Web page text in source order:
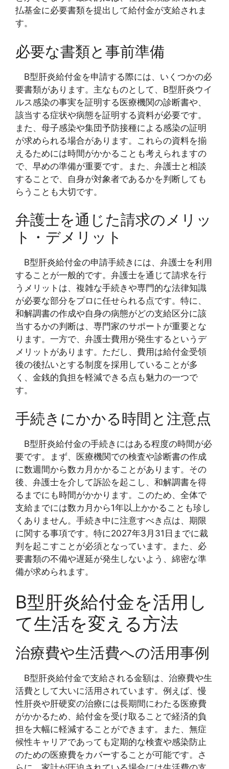
払基金に必要書類を提出して給付金が支給されま
す。
必要な書類と事前準備
B型肝炎給付金を申請する際には、いくつかの必
要書類があります。主なものとして、B型肝炎ウイ
ルス感染の事実を証明する医療機関の診断書や、
該当する症状や病態を証明する資料が必要です。
また、母子感染や集団予防接種による感染の証明
が求められる場合があります。これらの資料を揃
えるためには時間がかかることも考えられますの
で、早めの準備が重要です。また、弁護士と相談
することで、自身が対象者であるかを判断しても
らうことも大切です。
弁護士を通じた請求のメリッ
ト・デメリット
B型肝炎給付金の申請手続きには、弁護士を利用
することが一般的です。弁護士を通じて請求を行
うメリットは、複雑な手続きや専門的な法律知識
が必要な部分をプロに任せられる点です。特に、
和解調書の作成や自身の病態がどの支給区分に該
当するかの判断は、専門家のサポートが重要とな
ります。一方で、弁護士費用が発生するというデ
メリットがあります。ただし、費用は給付金受領
後の後払いとする制度を採用していることが多
く、金銭的負担を軽減できる点も魅力の一つで
す。
手続きにかかる時間と注意点
B型肝炎給付金の手続きにはある程度の時間が必
要です。まず、医療機関での検査や診断書の作成
に数週間から数カ月かかることがあります。その
後、弁護士を介して訴訟を起こし、和解調書を得
るまでにも時間がかかります。このため、全体で
支給までには数カ月から1年以上かかることも珍し
くありません。手続き中に注意すべき点は、期限
に関する事項です。特に2027年3月31日までに裁
判を起こすことが必須となっています。また、必
要書類の不備や遅延が発生しないよう、綿密な準
備が求められます。
B型肝炎給付金を活用し
て生活を変える方法
治療費や生活費への活用事例
B型肝炎給付金で支給される金額は、治療費や生
活費として大いに活用されています。例えば、慢
性肝炎や肝硬変の治療には長期間にわたる医療費
がかかるため、給付金を受け取ることで経済的負
担を大幅に軽減することができます。また、無症
候性キャリアであっても定期的な検査や感染防止
のための医療費をカバーすることが可能です。さ